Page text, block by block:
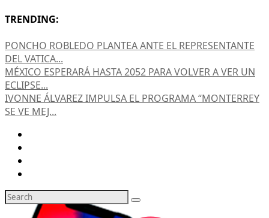
TRENDING:
PONCHO ROBLEDO PLANTEA ANTE EL REPRESENTANTE
DEL VATICA...
MÉXICO ESPERARÁ HASTA 2052 PARA VOLVER A VER UN
ECLIPSE...
IVONNE ÁLVAREZ IMPULSA EL PROGRAMA “MONTERREY
SE VE MEJ...